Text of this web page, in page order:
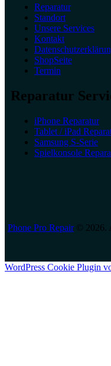
Reparatur
Standort
Unsere Services
Kontakt
ShopSeite
Termin
Reparatur
iPhone Reparatur
Tablet / iPad
Samsung S-Serie
Spielkonsole
Phone Pro Repair© 2026.
WordPress Cookie Plugin